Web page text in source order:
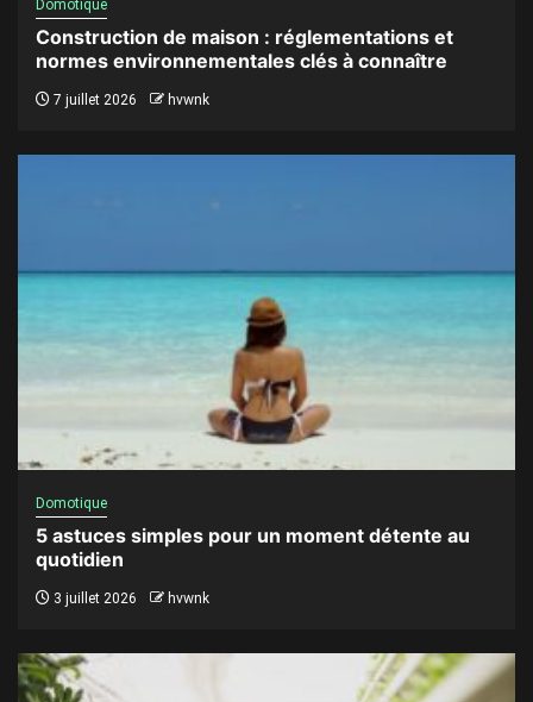
Domotique
Construction de maison : réglementations et
normes environnementales clés à connaître
7 juillet 2026 hvwnk
Domotique
5 astuces simples pour un moment détente au
quotidien
3 juillet 2026 hvwnk